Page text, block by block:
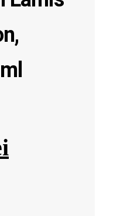
Prețul